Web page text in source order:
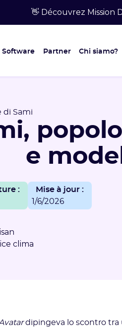
👋 Découvrez Mission
Software Partner Chi siamo?
di Sami
e
: Mise à jour :
1/6/2026
clima
dipingeva lo scontro tra